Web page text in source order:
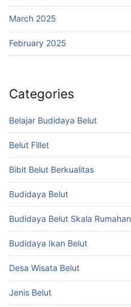
March 2025
February 2025
Categories
Belajar Budidaya Belut
Belut Fillet
Bibit Belut Berkualitas
Budidaya Belut
Budidaya Belut Skala Rumahan
Budidaya Ikan Belut
Desa Wisata Belut
Jenis Belut